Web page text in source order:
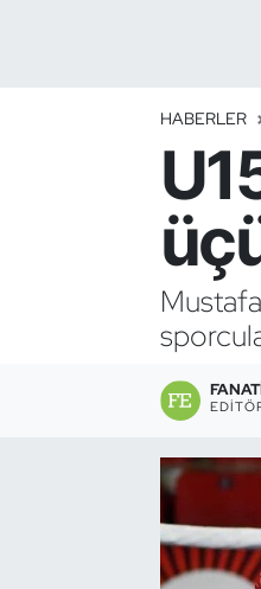
HABERLER
Bocce Bowling Dart
Buz Hokeyi
Çim Hokeyi